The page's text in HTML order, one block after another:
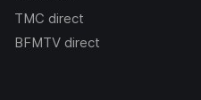
TMC direct
BFMTV direct